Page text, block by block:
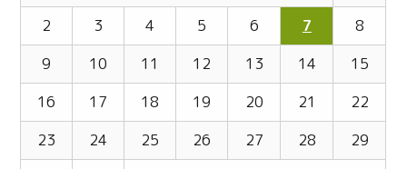
2
3 4 5 6 7
8
9
10 11 12 13 14
15
16
17 18 19 20 21
22
23
24 25 26 27 28
29